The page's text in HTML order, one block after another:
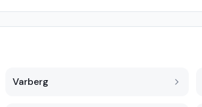
Varberg